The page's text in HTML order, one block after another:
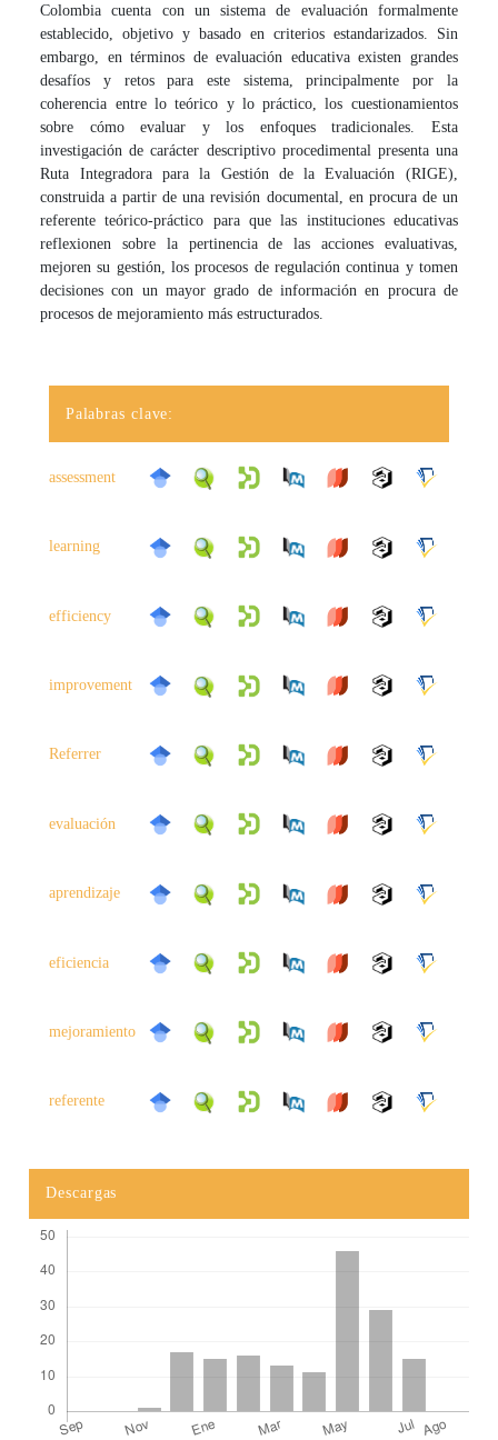
Colombia cuenta con un sistema de evaluación formalmente
establecido, objetivo y basado en criterios estandarizados. Sin
embargo, en términos de evaluación educativa existen grandes
desafíos y retos para este sistema, principalmente por la
coherencia entre lo teórico y lo práctico, los cuestionamientos
sobre cómo evaluar y los enfoques tradicionales. Esta
investigación de carácter descriptivo procedimental presenta una
Ruta Integradora para la Gestión de la Evaluación (RIGE),
construida a partir de una revisión documental, en procura de un
referente teórico-práctico para que las instituciones educativas
reflexionen sobre la pertinencia de las acciones evaluativas,
mejoren su gestión, los procesos de regulación continua y tomen
decisiones con un mayor grado de información en procura de
procesos de mejoramiento más estructurados.
Palabras clave:
assessment
learning
efficiency
improvement
Referrer
evaluación
aprendizaje
eficiencia
mejoramiento
referente
Descargas